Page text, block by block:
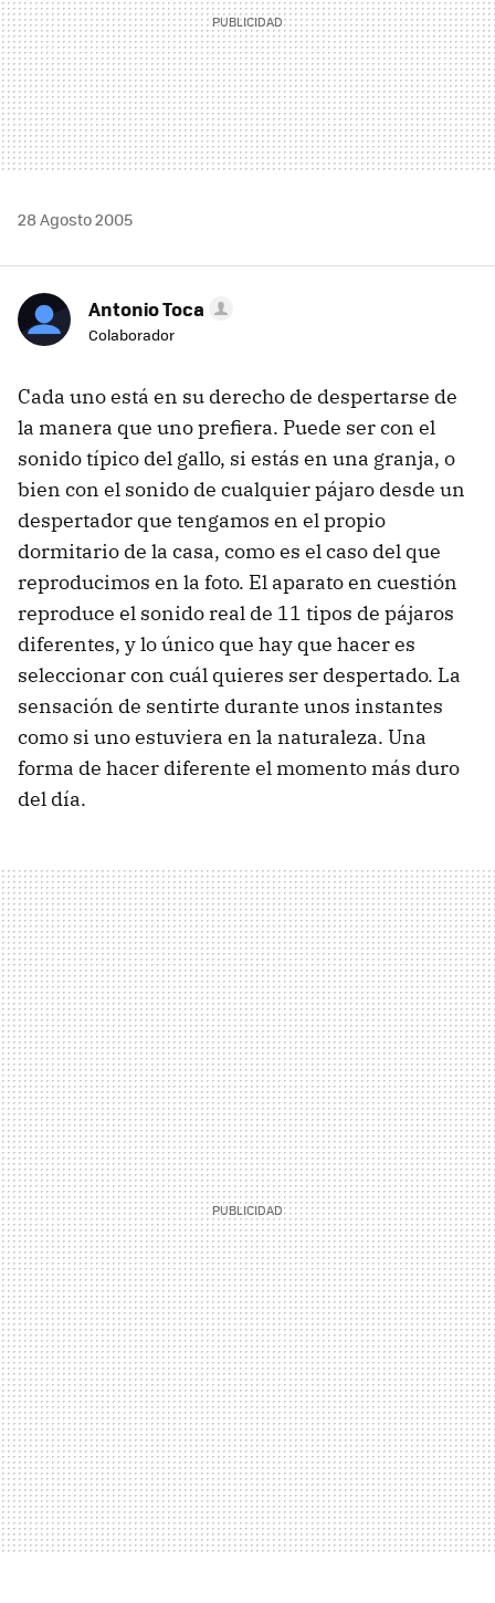
28 Agosto 2005
Antonio Toca
Colaborador
Cada uno está en su derecho de despertarse de
la manera que uno prefiera. Puede ser con el
sonido típico del gallo, si estás en una granja, o
bien con el sonido de cualquier pájaro desde un
despertador que tengamos en el propio
dormitario de la casa, como es el caso del que
reproducimos en la foto. El aparato en cuestión
reproduce el sonido real de 11 tipos de pájaros
diferentes, y lo único que hay que hacer es
seleccionar con cuál quieres ser despertado. La
sensación de sentirte durante unos instantes
como si uno estuviera en la naturaleza. Una
forma de hacer diferente el momento más duro
del día.